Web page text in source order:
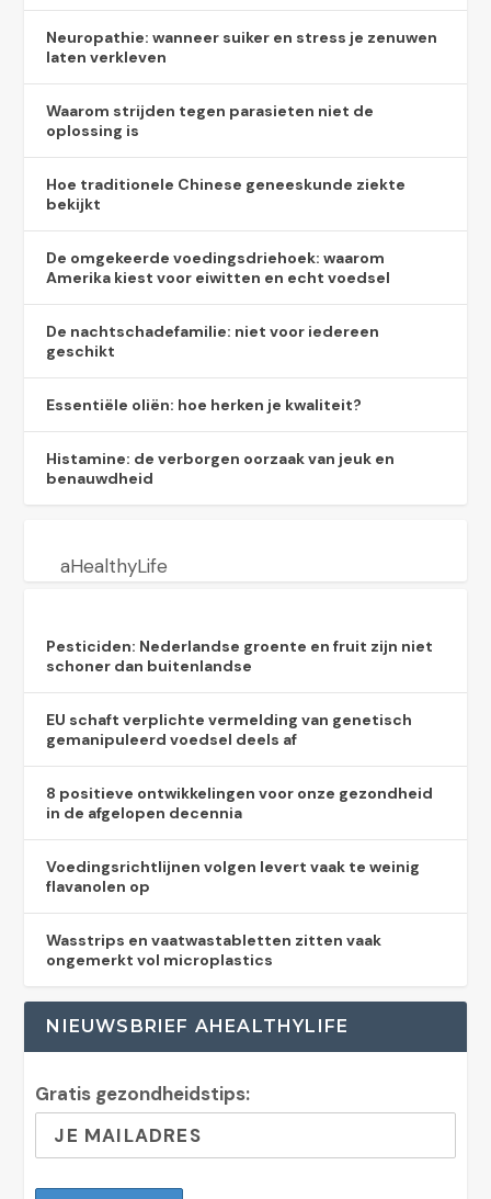
Neuropathie: wanneer suiker en stress je zenuwen
laten verkleven
Waarom strijden tegen parasieten niet de
oplossing is
Hoe traditionele Chinese geneeskunde ziekte
bekijkt
De omgekeerde voedingsdriehoek: waarom
Amerika kiest voor eiwitten en echt voedsel
De nachtschadefamilie: niet voor iedereen
geschikt
Essentiële oliën: hoe herken je kwaliteit?
Histamine: de verborgen oorzaak van jeuk en
benauwdheid
aHealthyLife
Pesticiden: Nederlandse groente en fruit zijn niet
schoner dan buitenlandse
EU schaft verplichte vermelding van genetisch
gemanipuleerd voedsel deels af
8 positieve ontwikkelingen voor onze gezondheid
in de afgelopen decennia
Voedingsrichtlijnen volgen levert vaak te weinig
flavanolen op
Wasstrips en vaatwastabletten zitten vaak
ongemerkt vol microplastics
NIEUWSBRIEF AHEALTHYLIFE
Gratis gezondheidstips: